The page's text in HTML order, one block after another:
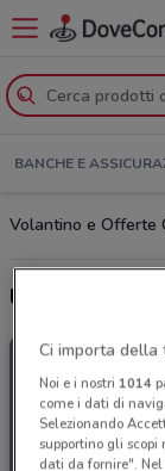
BANCHE E
Volantino e Offerte
Ultime
Ci importa della
Noi e i nostri 1014
come i dati di
Selezionando
supportino gli
dati da fornire". Nel